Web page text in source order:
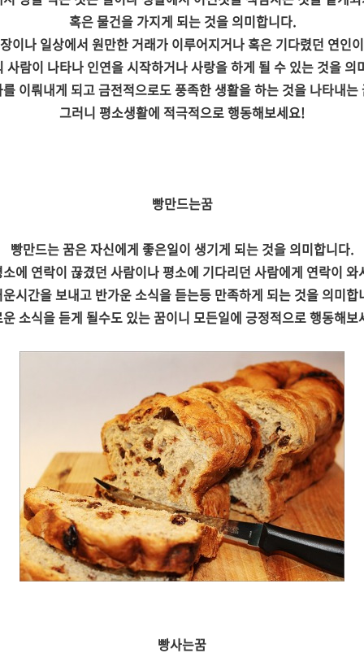
혹은 물건을 가지게 되는 것을 의미합니다.
이나 일상에서 원만한 거래가 이루어지거나 혹은 기다렸던 연인
사람이 나타나 인연을 시작하거나 사랑을 하게 될 수 있는 것을 의
이뤄내게 되고 금전적으로도 풍족한 생활을 하는 것을 나타내는
그러니 평소생활에 적극적으로 행동해보세요!
빵만드는꿈
빵만드는 꿈은 자신에게 좋은일이 생기게 되는 것을 의미합니다.
에 연락이 끊겼던 사람이나 평소에 기다리던 사람에게 연락이 와
시간을 보내고 반가운 소식을 듣는등 만족하게 되는 것을 의미합
소식을 듣게 될수도 있는 꿈이니 모든일에 긍정적으로 행동해보
빵사는꿈